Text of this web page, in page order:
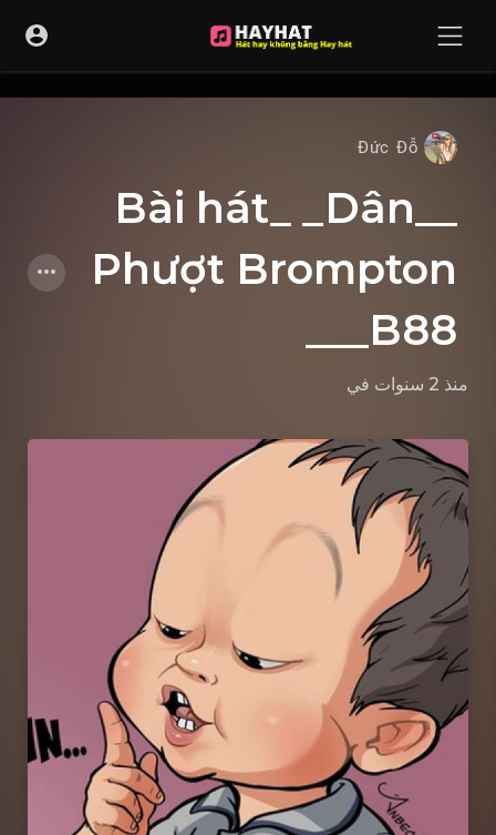
Đức Đỗ
__Bài hát_ _Dân
Phượt Brompton
B88___
منذ 2 سنوات في